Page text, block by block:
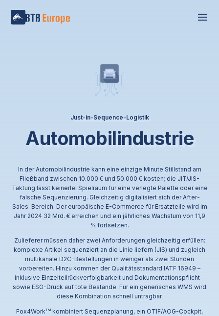
Just-in-Sequence-Logistik
Automobilindustrie
In der Automobilindustrie kann eine einzige Minute Stillstand am
Fließband zwischen 10.000 € und 50.000 € kosten; die JIT/JIS-
Taktung lässt keinerlei Spielraum für eine verlegte Palette oder eine
falsche Sequenzierung. Gleichzeitig digitalisiert sich der After-
Sales-Bereich: Der europäische E-Commerce für Ersatzteile wird im
Jahr 2024 32 Mrd. € erreichen und ein jährliches Wachstum von 11,9
% fortsetzen.
Zulieferer müssen daher zwei Anforderungen gleichzeitig erfüllen:
komplexe Artikel sequenziert an die Linie liefern (JIS) und zugleich
multikanale D2C-Bestellungen in weniger als zwei Stunden
vorbereiten. Hinzu kommen der Qualitätsstandard IATF 16949 –
inklusive Einzelteilrückverfolgbarkeit und Dokumentationspflicht –
sowie ESG-Druck auf tote Bestände. Für ein generisches WMS wird
diese Kombination schnell untragbar.
Fox4WorkTM kombiniert Sequenzplanung, ein OTIF/AOG-Cockpit,